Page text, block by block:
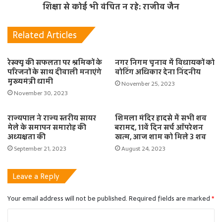
शिक्षा से कोई भी वंचित न रहे: राजीव जैन
Related Articles
रेस्क्यू की सफलता पर श्रमिकों के
परिजनों के साथ दीवाली मनाएंगे
मुख्यमंत्री धामी
November 30, 2023
नगर निगम चुनाव में विधायकों को
वोटिंग अधिकार देना निंदनीय
November 25, 2023
राज्यपाल ने राज्य स्तरीय सायर
मेले के समापन समारोह की
अध्यक्षता की
September 21, 2023
शिमला मंदिर हादसे में सभी शव
बरामद, 11वें दिन सर्च ऑपरेशन
खत्म, आज शाम को मिले 3 शव
August 24, 2023
Leave a Reply
Your email address will not be published.Required fields are marked*